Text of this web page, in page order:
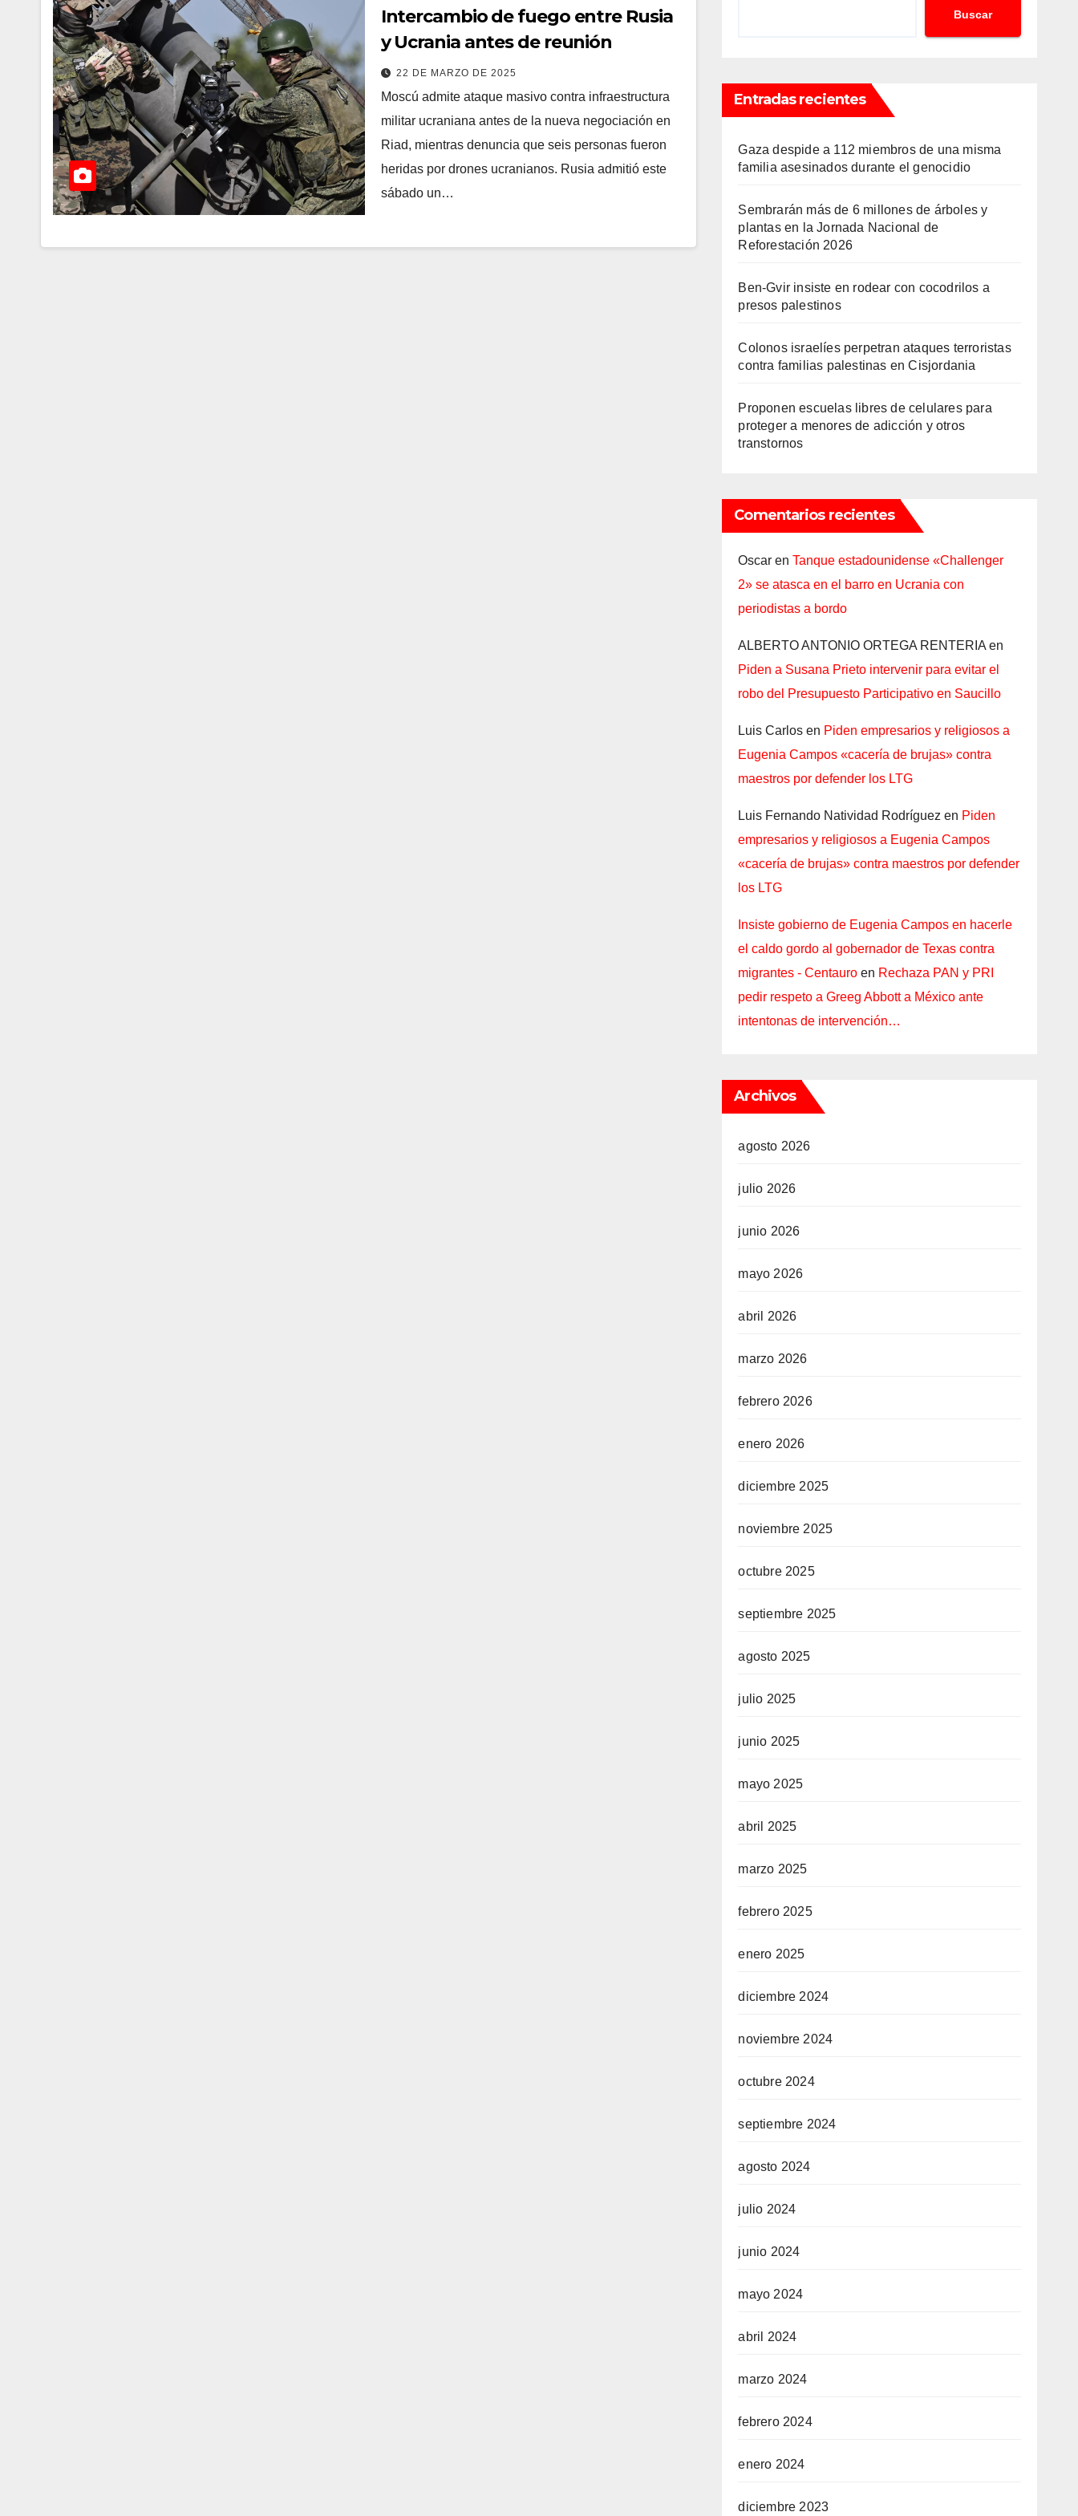
Intercambio de fuego entre Rusia
y Ucrania antes de reunión
22 DE MARZO DE 2025
Moscú admite ataque masivo contra infraestructura
militar ucraniana antes de la nueva negociación en
Riad, mientras denuncia que seis personas fueron
heridas por drones ucranianos. Rusia admitió este
sábado un…
Buscar
Entradas recientes
Gaza despide a 112 miembros de una misma
familia asesinados durante el genocidio
Sembrarán más de 6 millones de árboles y
plantas en la Jornada Nacional de
Reforestación 2026
Ben-Gvir insiste en rodear con cocodrilos a
presos palestinos
Colonos israelíes perpetran ataques terroristas
contra familias palestinas en Cisjordania
Proponen escuelas libres de celulares para
proteger a menores de adicción y otros
transtornos
Comentarios recientes
Oscar enTanque estadounidense «Challenger
2» se atasca en el barro en Ucrania con
periodistas a bordo
ALBERTO ANTONIO ORTEGA RENTERIA en
Piden a Susana Prieto intervenir para evitar el
robo del Presupuesto Participativo en Saucillo
Luis Carlos en Piden empresarios y religiosos a
Eugenia Campos «cacería de brujas» contra
maestros por defender los LTG
Luis Fernando Natividad Rodríguez en Piden
empresarios y religiosos a Eugenia Campos
«cacería de brujas» contra maestros por defender
los LTG
Insiste gobierno de Eugenia Campos en hacerle
el caldo gordo al gobernador de Texas contra
migrantes - Centauro en Rechaza PAN y PRI
pedir respeto a Greeg Abbott a México ante
intentonas de intervención…
Archivos
agosto 2026
julio 2026
junio 2026
mayo 2026
abril 2026
marzo 2026
febrero 2026
enero 2026
diciembre 2025
noviembre 2025
octubre 2025
septiembre 2025
agosto 2025
julio 2025
junio 2025
mayo 2025
abril 2025
marzo 2025
febrero 2025
enero 2025
diciembre 2024
noviembre 2024
octubre 2024
septiembre 2024
agosto 2024
julio 2024
junio 2024
mayo 2024
abril 2024
marzo 2024
febrero 2024
enero 2024
diciembre 2023